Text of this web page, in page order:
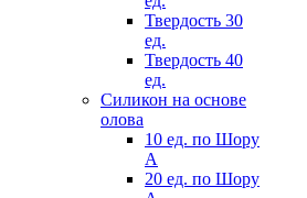
Твердость 30
ед.
Твердость 40
ед.
Силикон на основе
олова
10 ед. по Шору
А
20 ед. по Шору